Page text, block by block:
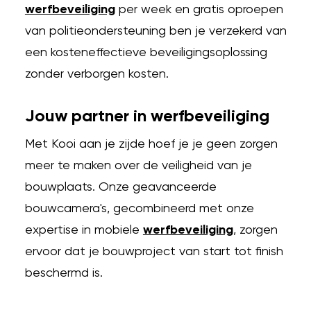
werfbeveiligingper week en gratis oproepen
van politieondersteuning ben je verzekerd van
een kosteneffectieve beveiligingsoplossing
zonder verborgen kosten.
Jouw partner in werfbeveiliging
Met Kooi aan je zijde hoef je je geen zorgen
meer te maken over de veiligheid van je
bouwplaats. Onze geavanceerde
bouwcamera's, gecombineerd met onze
expertise in mobiele werfbeveiliging,zorgen
ervoor dat je bouwproject van start tot finish
beschermd is.